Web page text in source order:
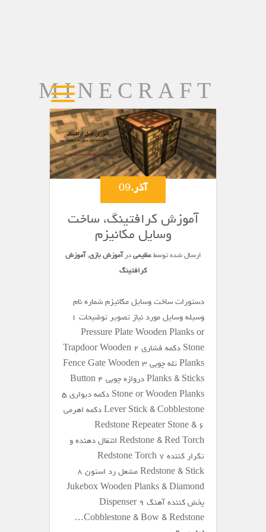
MINECRAFT
آذر.09
آموزش کرافتینگ، ساخت
وسایل مکانیزم
ارسال شده توسطعظیمی درآموزش بازی,آموزش
کرافتینگ
دستورات ساخت وسایل مکانیزم شماره نام
وسیله وسایل مورد نیاز تصویر توضیحات ۱
Pressure Plate Wooden Planks or
Stone دکمه فشاری ۲ Trapdoor Wooden
Planks تله چوبی ۳ Fence Gate Wooden
Planks & Sticks دروازه چوبی ۴ Button
Stone or Wooden Planks دکمه دیواری ۵
Lever Stick & Cobblestone دکمه اهرمی
۶ Redstone Repeater Stone &
Redstone & Red Torch انتقال دهنده و
تکرار کننده ۷ Redstone Torch
Redstone & Stick مشعل رد استون ۸
Jukebox Wooden Planks & Diamond
پخش کننده آهنگ ۹ Dispenser
Cobblestone & Bow & Redstone…